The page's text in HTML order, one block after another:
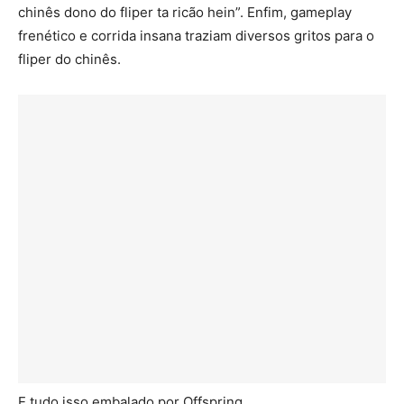
chinês dono do fliper ta ricão hein”. Enfim, gameplay
frenético e corrida insana traziam diversos gritos para o
fliper do chinês.